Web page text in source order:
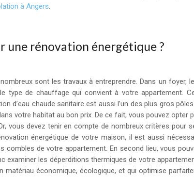
à Angers.
une rénovation énergétique ?
sont les travaux à entreprendre. Dans un
type de chauffage qui convient à votre appartement.
d’eau chaude sanitaire est aussi l’un des plus gros
votre habitat au bon prix. De ce fait, vous pouvez
vous devez tenir en compte de nombreux critères pour
énergétique de votre maison, il est aussi
combles de votre appartement. En second lieu, vous
les déperditions thermiques de votre
économique, écologique, et qui optimise